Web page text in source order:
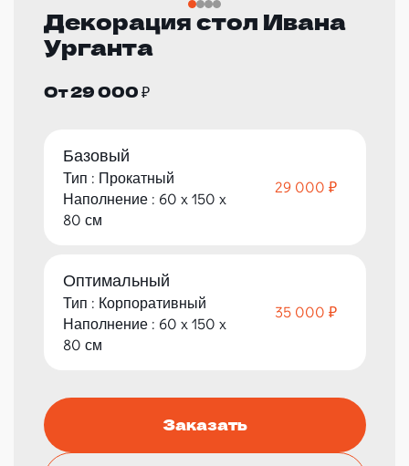
Декорация стол Ивана
Урганта
От 29 000 ₽
Базовый
Тип : Прокатный
Наполнение : 60 x 150 x
80 см
29 000 ₽
Оптимальный
Тип : Корпоративный
Наполнение : 60 x 150 x
80 см
35 000 ₽
Заказать